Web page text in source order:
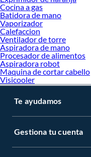
Cocina a gas
Batidora de mano
Vaporizador
Calefaccion
Ventilador de torre
Aspiradora de mano
Procesador de alimentos
Aspiradora robot
Maquina de cortar cabello
Visicooler
Te ayudamos
Gestiona tu cuenta